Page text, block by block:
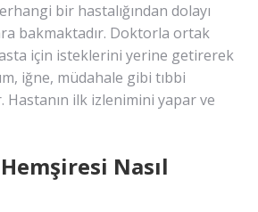
bir hastalığından dolayı
bakmaktadır. Doktorla ortak
için isteklerini yerine getirerek
iğne, müdahale gibi tıbbi
Hastanın ilk izlenimini yapar ve
Nasıl